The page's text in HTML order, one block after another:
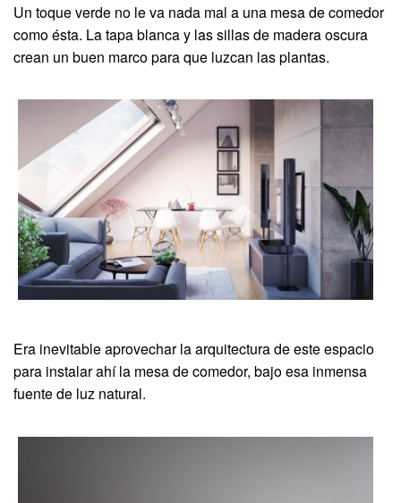
Un toque verde no le va nada mal a una mesa de comedor
como ésta. La tapa blanca y las sillas de madera oscura
crean un buen marco para que luzcan las plantas.
Era inevitable aprovechar la arquitectura de este espacio
para instalar ahí la mesa de comedor, bajo esa inmensa
fuente de luz natural.